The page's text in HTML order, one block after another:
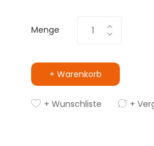
Menge
+ Warenkorb
+ Wunschliste +